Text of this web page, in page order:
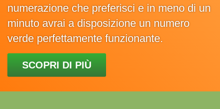
numerazione che preferisci e in meno di un
minuto avrai a disposizione un numero
verde perfettamente funzionante.
SCOPRI DI PIÙ